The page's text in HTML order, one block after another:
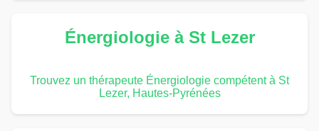
Énergiologie à St Lezer
Trouvez un thérapeute Énergiologie compétent à St
Lezer, Hautes-Pyrénées